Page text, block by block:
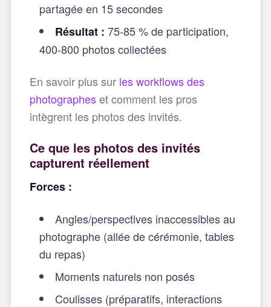
partagée en 15 secondes
Résultat : 75-85 % de participation,
400-800 photos collectées
En savoir plus sur les workflows des
photographeset comment les pros
intègrent les photos des invités.
Ce que les photos des invités
capturent réellement
Forces :
Angles/perspectives inaccessibles au
photographe (allée de cérémonie, tables
du repas)
Moments naturels non posés
Coulisses (préparatifs, interactions